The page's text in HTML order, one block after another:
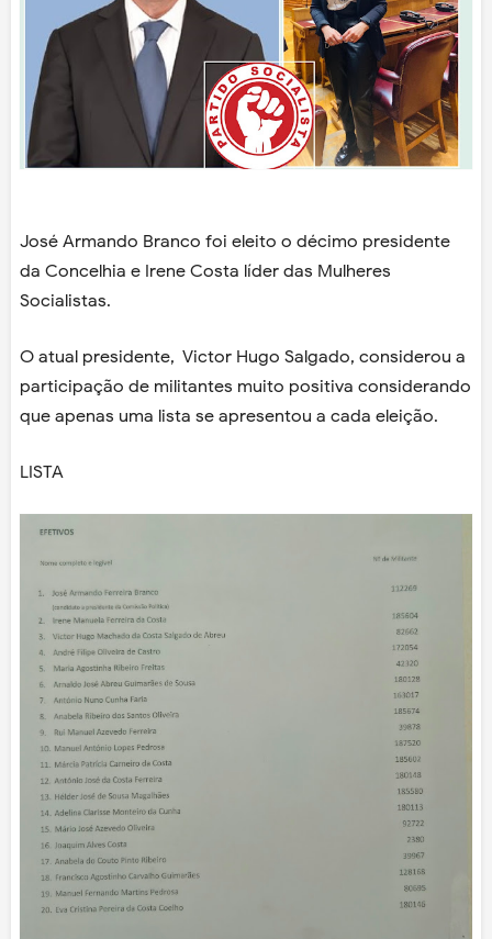
José Armando Branco foi eleito o décimo presidente
da Concelhia e Irene Costa líder das Mulheres
Socialistas.
O atual presidente, Victor Hugo Salgado, considerou a
participação de militantes muito positiva considerando
que apenas uma lista se apresentou a cada eleição.
LISTA